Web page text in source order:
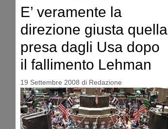
E’ veramente la
direzione giusta quella
presa dagli Usa dopo
il fallimento Lehman
19 Settembre 2008 di Redazione